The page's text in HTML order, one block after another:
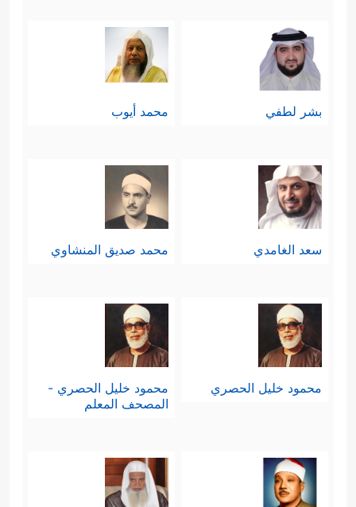
بشر لطفي محمد أيوب
سعد الغامدي محمد صديق المنشاوي
محمود خليل الحصري
محمود خليل الحصري -
المصحف المعلم